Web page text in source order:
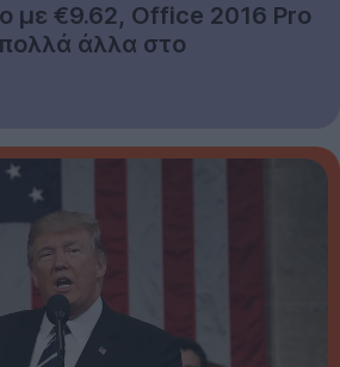
με €9.62, Office 2016 Pro
άλλα στο